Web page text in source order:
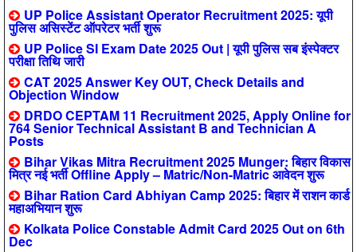
UP Police Assistant Operator Recruitment 2025: यूपी
पुलिस असिस्टेंट ऑपरेटर भर्ती शुरू
UP Police SI Exam Date 2025 Out | यूपी पुलिस सब इंस्पेक्टर
परीक्षा तिथि जारी
CAT 2025 Answer Key OUT, Check Details and
Objection Window
DRDO CEPTAM 11 Recruitment 2025, Apply Online for
764 Senior Technical Assistant B and Technician A
Posts
Bihar Vikas Mitra Recruitment 2025 Munger: बिहार विकास
मित्र नई भर्ती Offline Apply – Matric/Non-Matric आवेदन शुरू
Bihar Ration Card Abhiyan Camp 2025: बिहार में राशन कार्ड
महाअभियान शुरू
Kolkata Police Constable Admit Card 2025 Out on 6th
Dec